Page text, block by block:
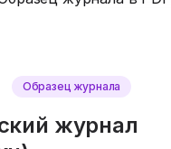
Образец журнала
журнал